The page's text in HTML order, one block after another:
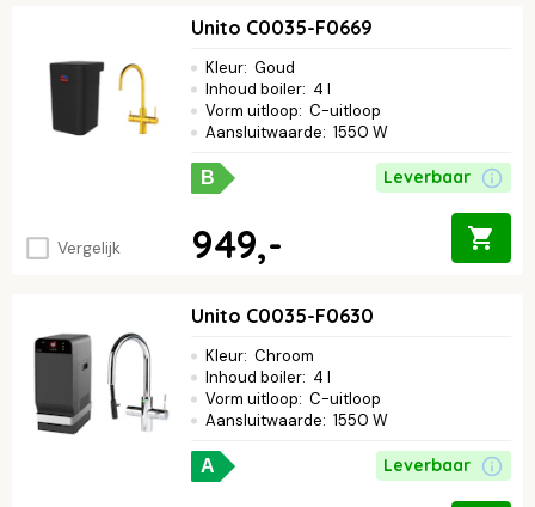
Vergelijk
Unito C0035-F0669
Kleur: Goud
Inhoud boiler: 4 l
Vorm uitloop: C-uitloop
Aansluitwaarde: 1550 W
B Leverbaar
949,-
Unito C0035-F0630
Kleur: Chroom
Inhoud boiler: 4 l
Vorm uitloop: C-uitloop
Aansluitwaarde: 1550 W
A Leverbaar